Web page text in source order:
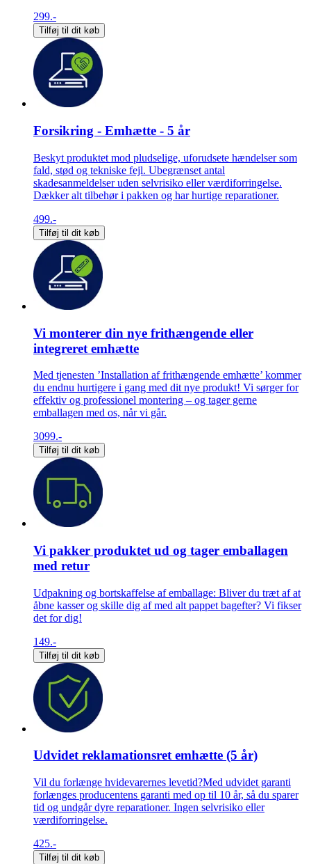
299.-
Tilføj til dit køb
Forsikring - Emhætte - 5 år
Beskyt produktet mod pludselige, uforudsete hændelser som
fald, stød og tekniske fejl. Ubegrænset antal
skadesanmeldelser uden selvrisiko eller værdiforringelse.
Dækker alt tilbehør i pakken og har hurtige reparationer.
499.-
Tilføj til dit køb
Vi monterer din nye frithængende eller
integreret emhætte
Med tjenesten ’Installation af frithængende emhætte’ kommer
du endnu hurtigere i gang med dit nye produkt! Vi sørger for
effektiv og professionel montering – og tager gerne
emballagen med os, når vi går.
3099.-
Tilføj til dit køb
Vi pakker produktet ud og tager emballagen
med retur
Udpakning og bortskaffelse af emballage: Bliver du træt af at
åbne kasser og skille dig af med alt pappet bagefter? Vi fikser
det for dig!
149.-
Tilføj til dit køb
Udvidet reklamationsret emhætte (5 år)
Vil du forlænge hvidevarernes levetid?Med udvidet garanti
forlænges producentens garanti med op til 10 år, så du sparer
tid og undgår dyre reparationer. Ingen selvrisiko eller
værdiforringelse.
425.-
Tilføj til dit køb